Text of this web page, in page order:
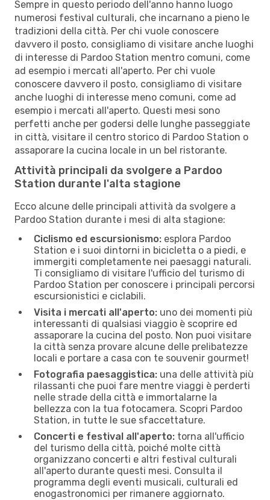
Sempre in questo periodo dell'anno hanno luogo
numerosi festival culturali, che incarnano a pieno le
tradizioni della città. Per chi vuole conoscere
davvero il posto, consigliamo di visitare anche luoghi
di interesse di Pardoo Station mentro comuni, come
ad esempio i mercati all'aperto. Per chi vuole
conoscere davvero il posto, consigliamo di visitare
anche luoghi di interesse meno comuni, come ad
esempio i mercati all'aperto. Questi mesi sono
perfetti anche per godersi delle lunghe passeggiate
in città, visitare il centro storico di Pardoo Station o
assaporare la cucina locale in un bel ristorante.
Attività principali da svolgere a Pardoo
Station durante l'alta stagione
Ecco alcune delle principali attività da svolgere a
Pardoo Station durante i mesi di alta stagione:
Ciclismo ed escursionismo: esplora Pardoo
Station e i suoi dintorni in bicicletta o a piedi, e
immergiti completamente nei paesaggi naturali.
Ti consigliamo di visitare l'ufficio del turismo di
Pardoo Station per conoscere i principali percorsi
escursionistici e ciclabili.
Visita i mercati all'aperto: uno dei momenti più
interessanti di qualsiasi viaggio è scoprire ed
assaporare la cucina del posto. Non puoi visitare
la città senza provare alcune delle prelibatezze
locali e portare a casa con te souvenir gourmet!
Fotografia paesaggistica: una delle attività più
rilassanti che puoi fare mentre viaggi è perderti
nelle strade della città e immortalarne la
bellezza con la tua fotocamera. Scopri Pardoo
Station, in tutte le sue sfaccettature.
Concerti e festival all'aperto: torna all'ufficio
del turismo della città, poiché molte città
organizzano concerti e altri festival culturali
all'aperto durante questi mesi. Consulta il
programma degli eventi musicali, culturali ed
enogastronomici per rimanere aggiornato.